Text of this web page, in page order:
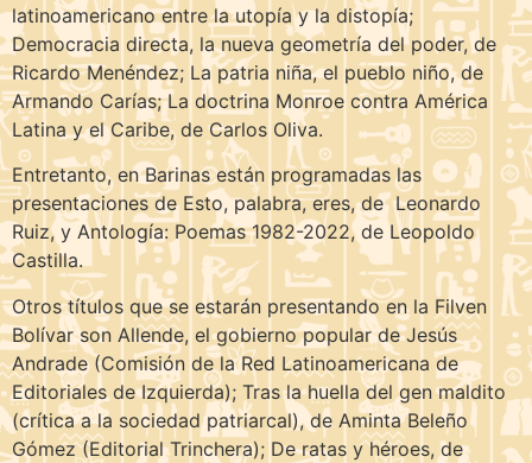
latinoamericano entre la utopía y la distopía;
Democracia directa, la nueva geometría del poder, de
Ricardo Menéndez; La patria niña, el pueblo niño, de
Armando Carías; La doctrina Monroe contra América
Latina y el Caribe, de Carlos Oliva.
Entretanto, en Barinas están programadas las
presentaciones de Esto, palabra, eres, de Leonardo
Ruiz, y Antología: Poemas 1982-2022, de Leopoldo
Castilla.
Otros títulos que se estarán presentando en la Filven
Bolívar son Allende, el gobierno popular de Jesús
Andrade (Comisión de la Red Latinoamericana de
Editoriales de Izquierda); Tras la huella del gen maldito
(crítica a la sociedad patriarcal), de Aminta Beleño
Gómez (Editorial Trinchera); De ratas y héroes, de